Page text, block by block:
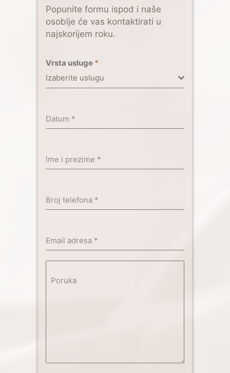
Popunite formu ispod i naše
osoblje će vas kontaktirati u
najskorijem roku.
Vrsta usluge *
Izaberite uslugu
Datum *
Ime i prezime *
Broj telefona *
Email adresa *
Poruka